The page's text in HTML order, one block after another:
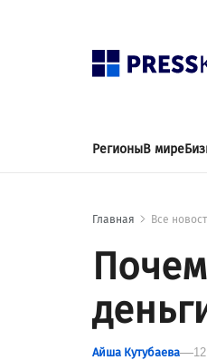
РегионыВ мире
Главная Все
Айша Кутубаева